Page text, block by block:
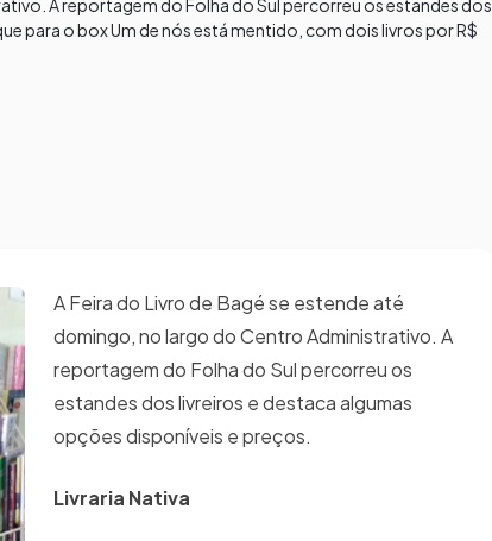
A reportagem do Folha do Sul percorreu os estandes dos
para o box Um de nós está mentido, com dois livros por R$
A Feira do Livro de Bagé se estende até
domingo, no largo do Centro Administrativo. A
reportagem do Folha do Sul percorreu os
estandes dos livreiros e destaca algumas
opções disponíveis e preços.
Livraria Nativa